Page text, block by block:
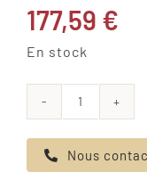
177,59 €
En stock
de
Yadea
Nous